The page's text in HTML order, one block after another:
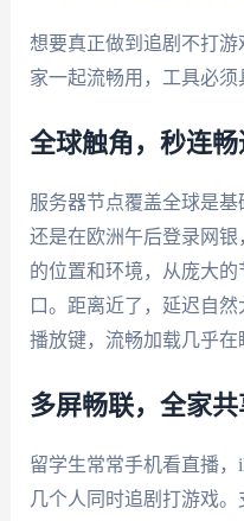
想要真正做到追剧不打
家一起流畅用，工具必须
全球触角，秒连畅
服务器节点覆盖全球是基
还是在欧洲午后登录网
的位置和环境，从庞大
口。距离近了，延迟自
播放键，流畅加载几乎在
多屏畅联，全家
留学生常常手机看直播
几个人同时追剧打游戏。